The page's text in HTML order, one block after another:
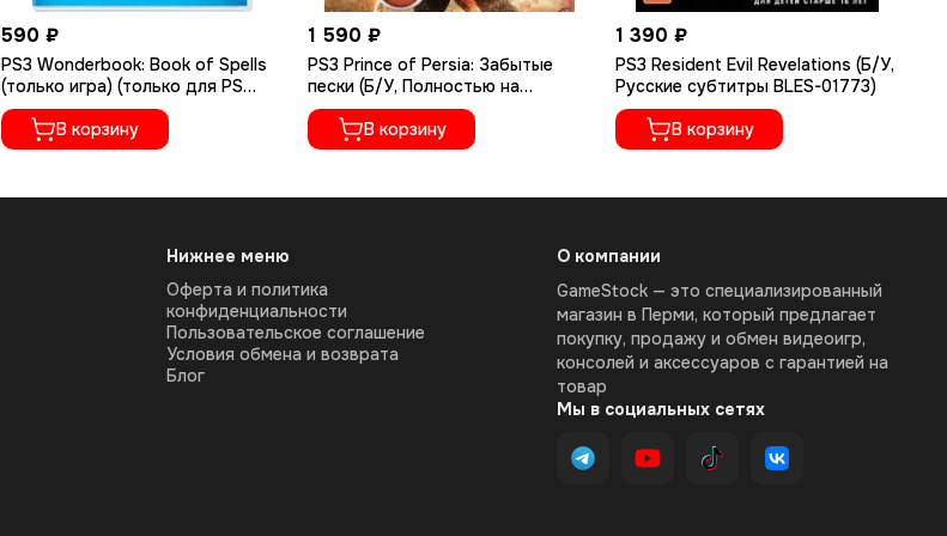
590 ₽
PS3 Wonderbook: Book of Spells
(только игра) (только для PS
Move) (Б/У, Полностью на
русском языке, BCES-01531)
В корзину
1 590 ₽
PS3 Prince of Persia: Забытые
пески (Б/У, Полностью на
русском языке, BLES-00906)
В корзину
1 390 ₽
PS3 Resident Evil Revelations (Б/У,
Русские субтитры BLES-01773)
В корзину
Нижнее меню
Оферта и политика
конфиденциальности
Пользовательское соглашение
Условия обмена и возврата
Блог
О компании
GameStock — это специализированный
магазин в Перми, который предлагает
покупку, продажу и обмен видеоигр,
консолей и аксессуаров с гарантией на
товар
Мы в социальных сетях